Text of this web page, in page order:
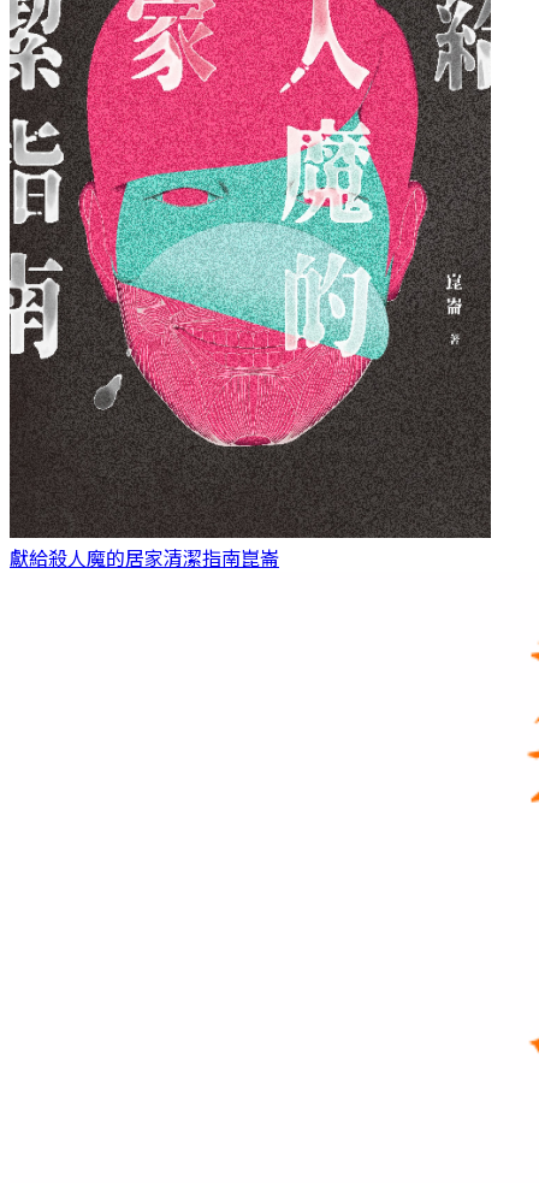
獻給殺人魔的居家清潔指南崑崙